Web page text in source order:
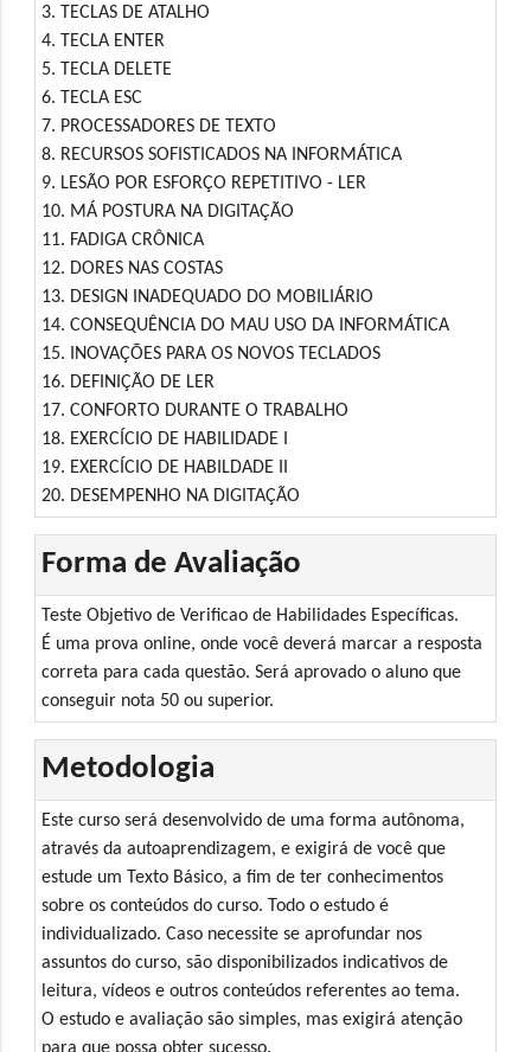
3. TECLAS DE ATALHO
4. TECLA ENTER
5. TECLA DELETE
6. TECLA ESC
7. PROCESSADORES DE TEXTO
8. RECURSOS SOFISTICADOS NA INFORMÁTICA
9. LESÃO POR ESFORÇO REPETITIVO - LER
10. MÁ POSTURA NA DIGITAÇÃO
11. FADIGA CRÔNICA
12. DORES NAS COSTAS
13. DESIGN INADEQUADO DO MOBILIÁRIO
14. CONSEQUÊNCIA DO MAU USO DA INFORMÁTICA
15. INOVAÇÕES PARA OS NOVOS TECLADOS
16. DEFINIÇÃO DE LER
17. CONFORTO DURANTE O TRABALHO
18. EXERCÍCIO DE HABILIDADE I
19. EXERCÍCIO DE HABILDADE II
20. DESEMPENHO NA DIGITAÇÃO
Forma de Avaliação
Teste Objetivo de Verificao de Habilidades Específicas.
É uma prova online, onde você deverá marcar a resposta
correta para cada questão. Será aprovado o aluno que
conseguir nota 50 ou superior.
Metodologia
Este curso será desenvolvido de uma forma autônoma,
através da autoaprendizagem, e exigirá de você que
estude um Texto Básico, a fim de ter conhecimentos
sobre os conteúdos do curso. Todo o estudo é
individualizado. Caso necessite se aprofundar nos
assuntos do curso, são disponibilizados indicativos de
leitura, vídeos e outros conteúdos referentes ao tema.
O estudo e avaliação são simples, mas exigirá atenção
para que possa obter sucesso.